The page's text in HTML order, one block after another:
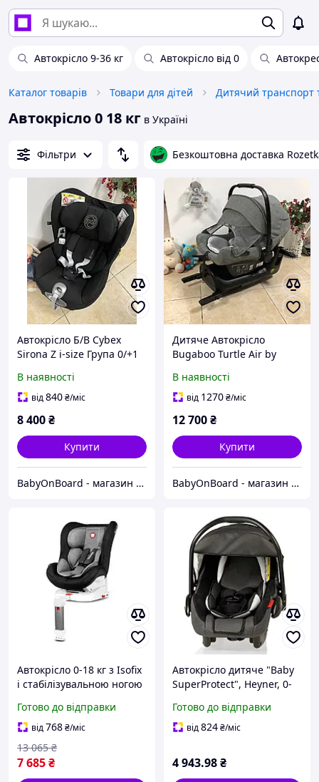
Автокрісло 9-36 кг Автокрісло від 0
Каталог товарів Товари для дітей Дитячий транспорт
Автокрісло 0 18 кг в Україні
Фільтри Безкоштовна доставка
Автокрісло Б/В Cybex
Sirona Z i-size Група 0/+1
В наявності
від840₴/міс
8 400₴
Купити
BabyOnBoard - магазин вживаних дитячих автокрісел
Дитяче Автокрісло
Bugaboo Turtle Air by
Група 0+15м /1 (0-18 кг)
В наявності
від 1270₴/міс
12 700₴
Купити
BabyOnBoard - магазин вживаних дитячих автокрісел
Автокрісло 0-18 кг з Isofix
і стабілізувальною ногою
чорний Lionelo MC-9750
Готово до відправки
від768₴/міс
7 685₴
13 065 ₴
Автокрісло дитяче "Baby
SuperProtect", Heyner, 0-
780100
Готово до відправки
від824₴/міс
4 943.98₴